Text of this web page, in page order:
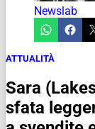
Newslab
ATTUALITÀ
Sara
sfata